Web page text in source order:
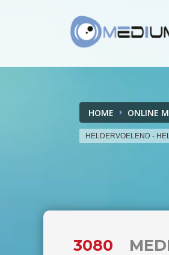
HOME ONLINE
HELDERVOELEND -
3080